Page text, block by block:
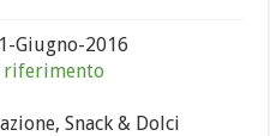
Giugno-2016
riferimento
Snack & Dolci